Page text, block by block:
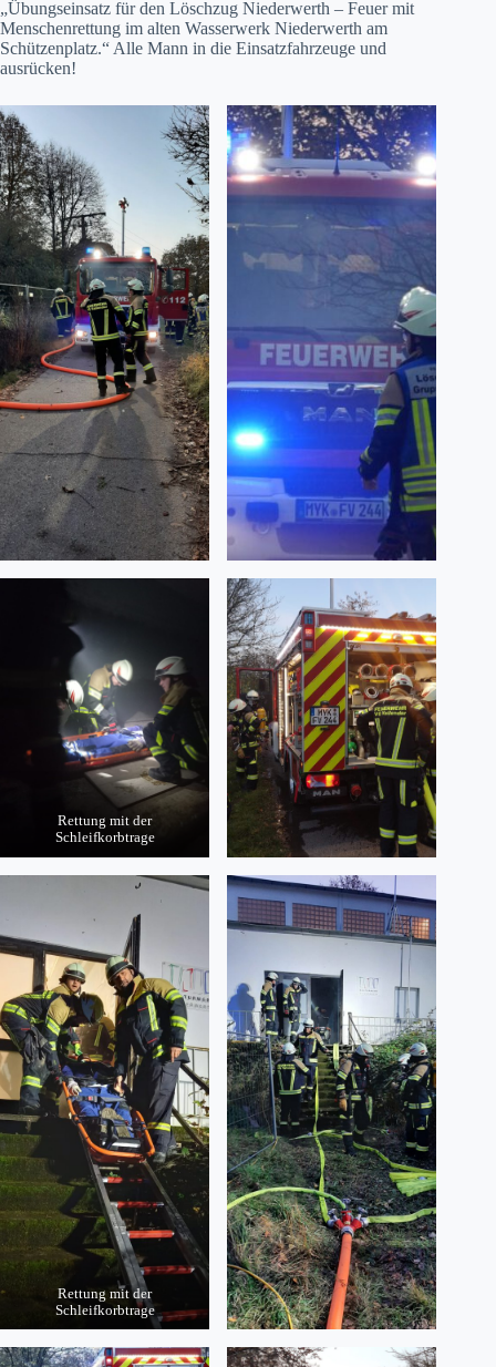
„Übungseinsatz für den Löschzug Niederwerth – Feuer mit
Menschenrettung im alten Wasserwerk Niederwerth am
Schützenplatz.“ Alle Mann in die Einsatzfahrzeuge und
ausrücken!
Rettung mit der
Schleifkorbtrage
Rettung mit der
Schleifkorbtrage